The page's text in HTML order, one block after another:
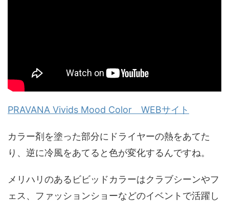
PRAVANA Vivids Mood Color WEBサイト
カラー剤を塗った部分にドライヤーの熱をあてた
り、逆に冷風をあてると色が変化するんですね。
メリハリのあるビビッドカラーはクラブシーンやフ
ェス、ファッションショーなどのイベントで活躍し